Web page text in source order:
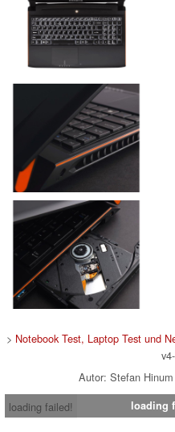
> Notebook Test, Laptop Test und
Autor: Stefan
loading failed!
loading